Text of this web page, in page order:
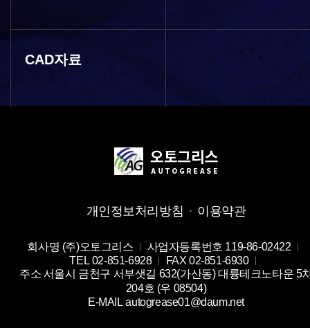
CAD자료
개인정보처리방침 이용약관
회사명 (주)오토그리스 사업자등록번호 119-86-02422
TEL 02-851-6928 FAX 02-851-6930
주소 서울시 금천구 서부샛길 632(가산동) 대륭테크노타운 5
204호 (우 08504)
E-MAIL autogrease01@daum.net